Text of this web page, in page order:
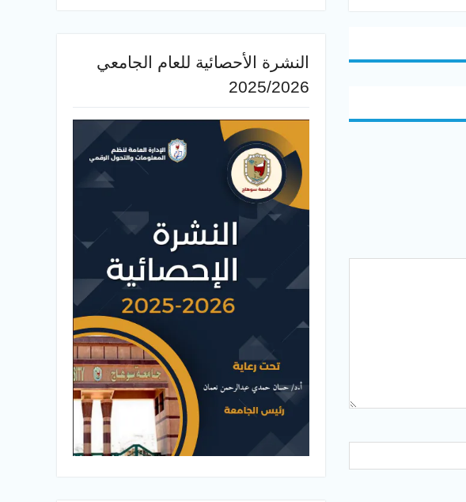
النشرة الأحصائية للعام الجامعي
2025/2026